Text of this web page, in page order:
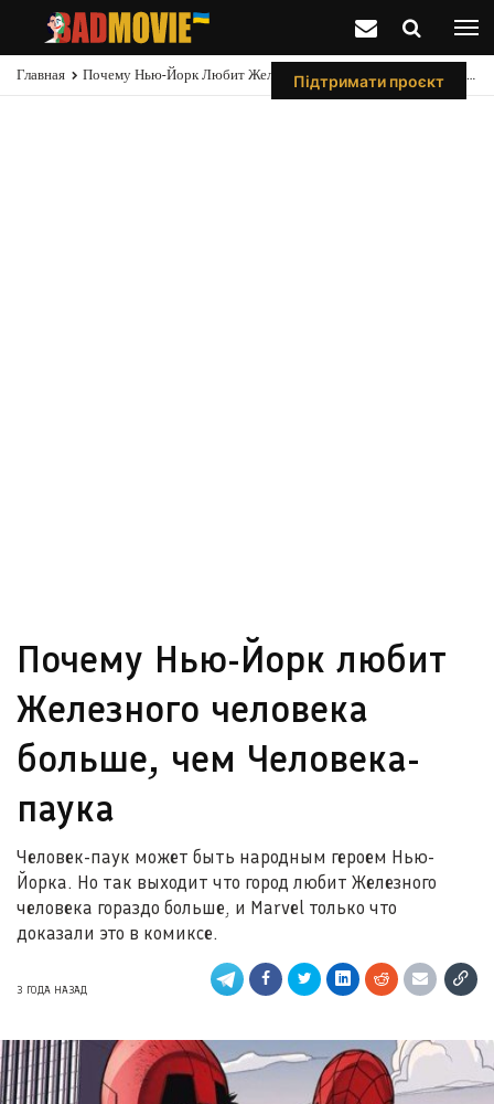
Підтримати проєкт
Главная Почему Нью-Йорк Любит Железного Человека Больше, Чем Человека-Паука
Почему Нью-Йорк любит
Железного человека
больше, чем Человека-
паука
Человек-паук может быть народным героем Нью-
Йорка. Но так выходит что город любит Железного
человека гораздо больше, и Marvel только что
доказали это в комиксе.
3 ГОДА НАЗАД